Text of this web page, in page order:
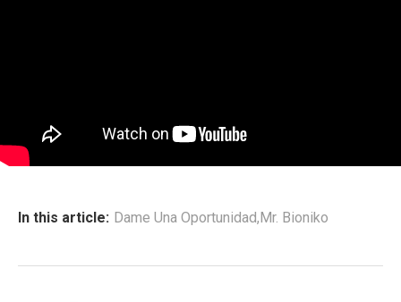
In this article: Dame Una Oportunidad,Mr. Bioniko